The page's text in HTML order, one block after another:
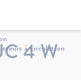
à circulation
4 W